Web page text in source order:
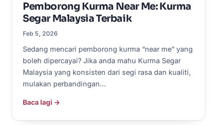
Pemborong Kurma Near Me: Kurma
Segar Malaysia Terbaik
Feb 5, 2026
Sedang mencari pemborong kurma “near me” yang
boleh dipercayai? Jika anda mahu Kurma Segar
Malaysia yang konsisten dari segi rasa dan kualiti,
mulakan perbandingan…
Baca lagi →